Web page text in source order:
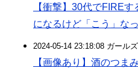
【衝撃】30代でFIRE
になるけど「こう」な
2024-05-14 23:18:08 ガール
【画像あり】酒のつま